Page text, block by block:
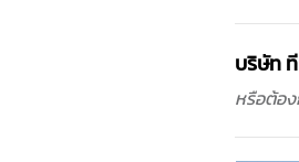
บริษัท
หรือต้อ